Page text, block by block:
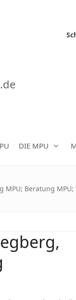
DIE MPU
MPU; Beratung